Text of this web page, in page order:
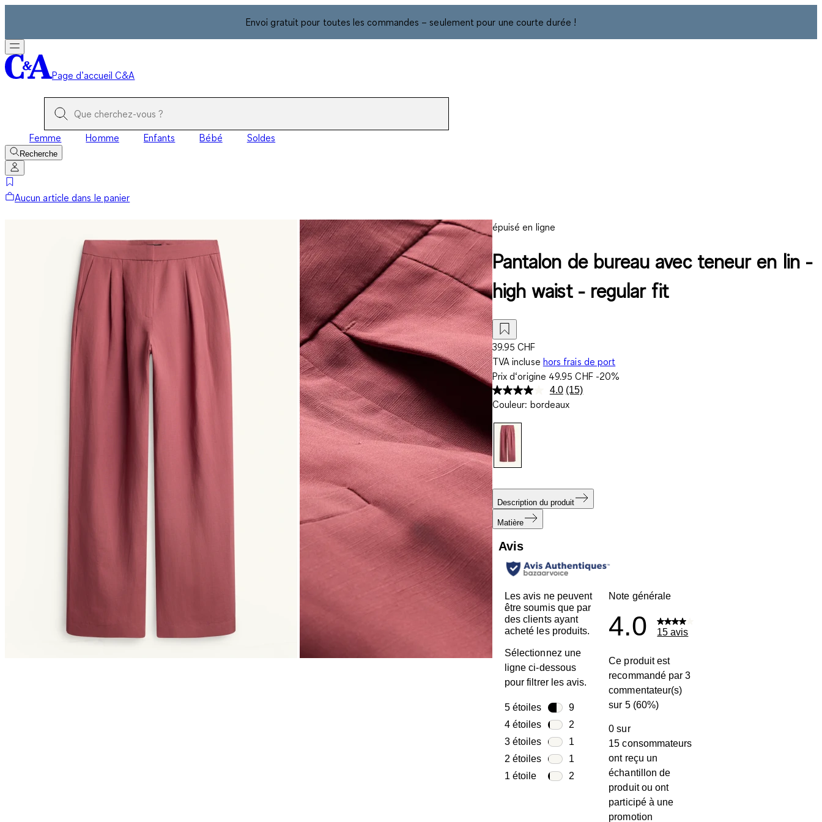
Envoi gratuit pour toutes les commandes – seulement pour une courte durée !
Page d’accueil C&A
Femme Homme Enfants Bébé Soldes
Recherche
Aucun article dans le panier
épuisé en ligne
Pantalon de bureau avec teneur en lin -
high waist - regular fit
39.95 CHF
TVA incluse hors frais de port
Prix d‘origine 49.95 CHF-20%
4.0 Lire
15
(15)
Couleur: bordeaux
Description du produit
Matière
Avis
Les avis ne peuvent
être soumis que par
des clients ayant
acheté les produits.
Sélectionnez une
ligne ci-dessous
pour filtrer les avis.
5 étoiles étoiles9
9 avis avec 5 étoiles.
4 étoiles étoiles2
2 avis avec 4 étoiles.
3 étoiles étoiles1
1 avis avec 3 étoiles.
2 étoiles étoiles1
1 avis avec 2 étoiles.
1 étoile étoiles 2
2 avis avec 1 étoile.
Note générale
4.0 15 avis
Ce produit est
recommandé par 3
commentateur(s)
sur 5 (60%)
0 sur
15 consommateurs
ont reçu un
échantillon de
produit ou ont
participé à une
promotion